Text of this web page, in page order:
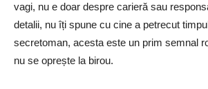
vagi, nu e doar despre carieră sau
detalii, nu îți spune cu cine a petrecut
secretoman, acesta este un prim semnal
nu se oprește la birou.